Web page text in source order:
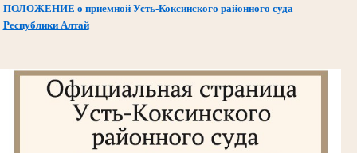
ПОЛОЖЕНИЕ о приемной Усть-Коксинского районного суда
Республики Алтай